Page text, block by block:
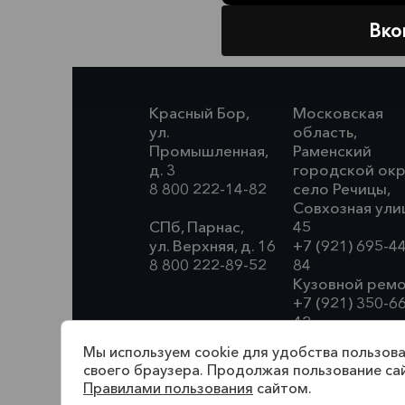
Красный Бор,
ул.
Промышленная,
д. 3
8 800 222-14-82
СПб, Парнас,
ул. Верхняя, д. 16
8 800 222-89-52
Московская
область,
Раменский
городской
село Речицы,
Совхозная
45
+7 (921) 695-
84
Кузовной
+7 (921) 350-
42
Мы используем cookie для удобства
своего браузера. Продолжая пользование
Правилами пользования сайтом.